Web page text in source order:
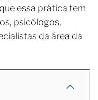
essa prática tem
psicólogos,
da área da